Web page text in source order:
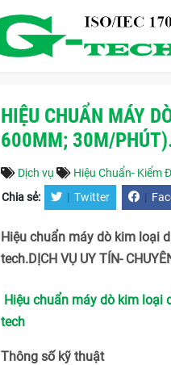
HIỆU CHUẨN MÁY
600MM; 30M/
Dịch vụ Hiệu Chuẩn- Kiểm
Chia sẻ: | Twitter |
Hiệu chuẩn máy dò kim loại
tech.DỊCH VỤ UY TÍN-
Hiệu chuẩn máy dò kim loại
tech
Thông số kỹ thuật